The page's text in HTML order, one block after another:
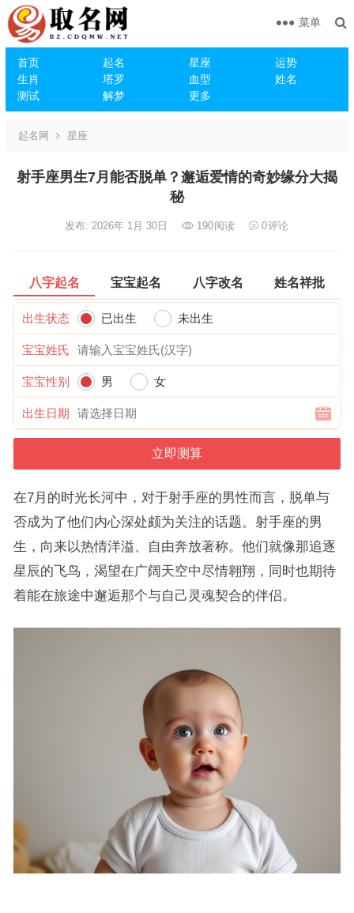
首页 起名 星座
运势
生肖
塔罗 血型
姓名
测试
解梦 更多
菜单
起名网 星座
射手座男生7月能否脱单？邂逅爱情的奇妙缘分大揭
秘
发布: 2026年 1月 30日 190阅读 0评论
八字起名 宝宝起名 八字改名 姓名祥批
出生状态 已出生 未出生
宝宝姓氏
宝宝性别 男 女
出生日期
在7月的时光长河中，对于射手座的男性而言，脱单与
否成为了他们内心深处颇为关注的话题。射手座的男
生，向来以热情洋溢、自由奔放著称。他们就像那追逐
星辰的飞鸟，渴望在广阔天空中尽情翱翔，同时也期待
着能在旅途中邂逅那个与自己灵魂契合的伴侣。